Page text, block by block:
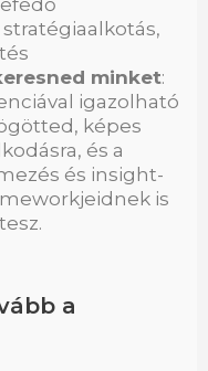
minket:
igazolható
képes
és a
és insight-
is
a